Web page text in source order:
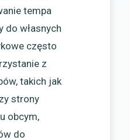
tempa
do własnych
często
z
takich jak
strony
obcym,
do